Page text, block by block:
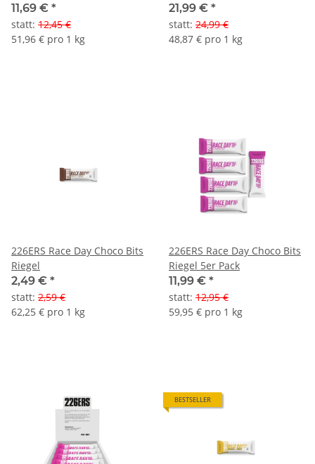
11,69 € *
statt: 12,45 €
51,96 € pro 1 kg
21,99 € *
statt: 24,99 €
48,87 € pro 1 kg
226ERS Race Day Choco Bits
Riegel
2,49 € *
statt: 2,59 €
62,25 € pro 1 kg
226ERS Race Day Choco Bits
Riegel 5er Pack
11,99 € *
statt: 12,95 €
59,95 € pro 1 kg
BESTSELLER